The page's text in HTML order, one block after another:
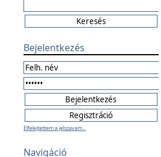
Bejelentkezés
Elfelejtettem a jelszavam...
Navigáció